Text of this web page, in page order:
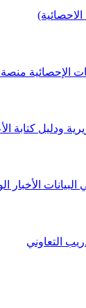
الإحصائية منصة
ودليل كتابة
البيانات الأخبار
التعاوني